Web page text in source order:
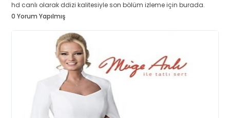
hd canlı olarak ddizi kalitesiyle son bölüm izleme için burada.
0 Yorum Yapılmış